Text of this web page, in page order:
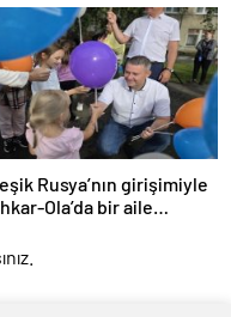
последствия
на Урале и Дальнем
Rusya’nın girişimiyle
Ola’da bir aile